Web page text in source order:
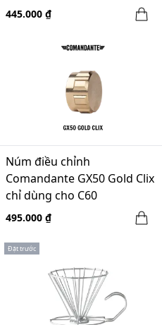
445.000 ₫
Núm điều chỉnh
Comandante GX50 Gold Clix
chỉ dùng cho C60
495.000 ₫
Đặt trước